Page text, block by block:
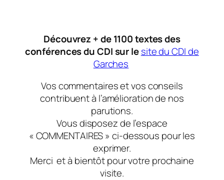
Découvrez + de 1100 textes des
conférences du CDI sur lesite du CDI de
Garches
Vos commentaires et vos conseils
contribuent à l’amélioration de nos
parutions.
Vous disposez de l’espace
« COMMENTAIRES » ci-dessous pour les
exprimer.
Merci et à bientôt pour votre prochaine
visite.